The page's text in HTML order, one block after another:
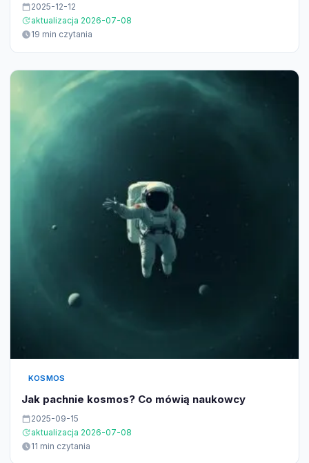
2025-12-12
aktualizacja 2026-07-08
19 min czytania
KOSMOS
Jak pachnie kosmos? Co mówią naukowcy
2025-09-15
aktualizacja 2026-07-08
11 min czytania